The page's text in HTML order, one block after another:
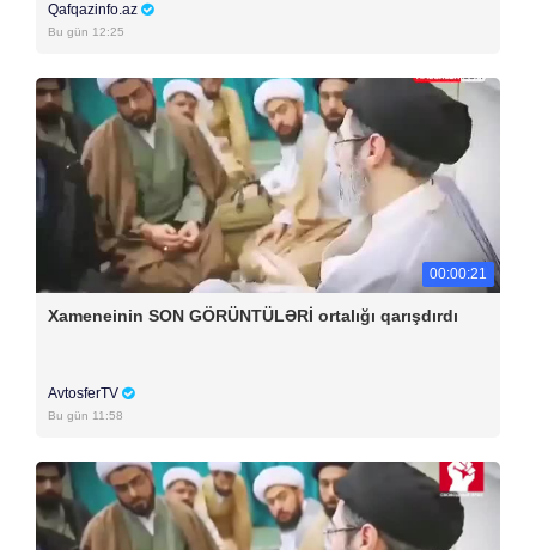
Qafqazinfo.az
Bu gün 12:25
00:00:21
Xameneinin SON GÖRÜNTÜLƏRİ ortalığı qarışdırdı
AvtosferTV
Bu gün 11:58